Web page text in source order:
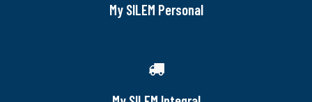
My SILEM Personal